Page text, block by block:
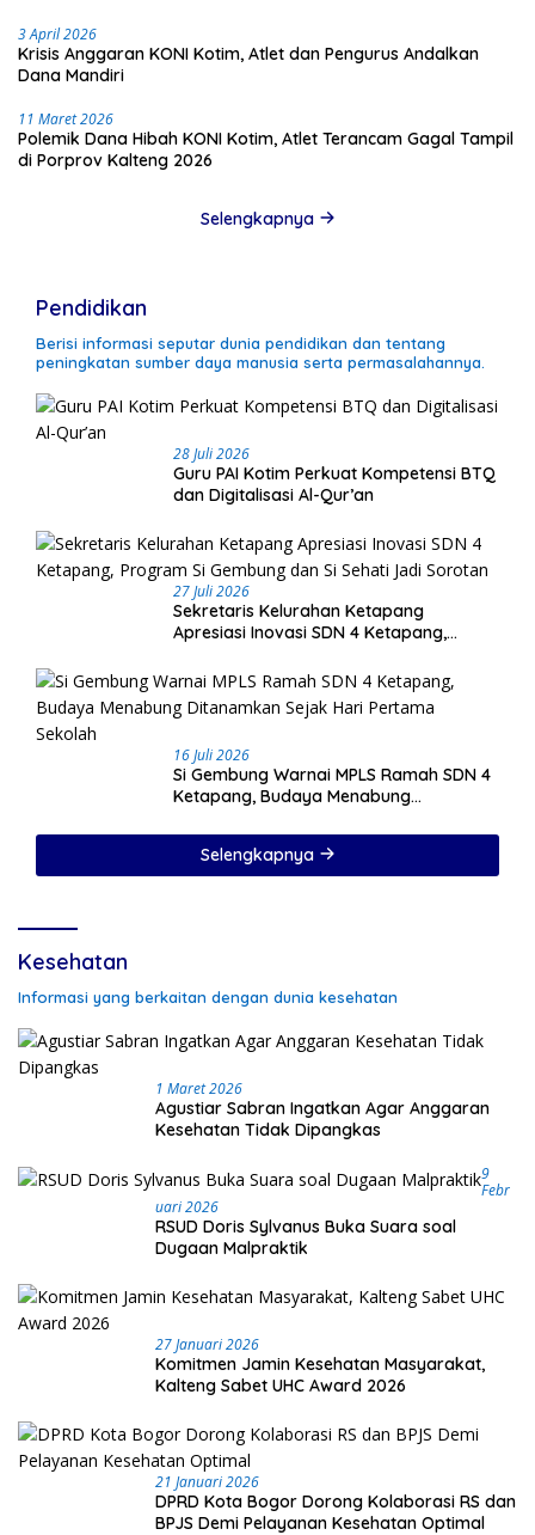
3 April 2026
Krisis Anggaran KONI Kotim, Atlet dan Pengurus Andalkan
Dana Mandiri
11 Maret 2026
Polemik Dana Hibah KONI Kotim, Atlet Terancam Gagal Tampil
di Porprov Kalteng 2026
Selengkapnya
Pendidikan
Berisi informasi seputar dunia pendidikan dan tentang
peningkatan sumber daya manusia serta permasalahannya.
28 Juli 2026
Guru PAI Kotim Perkuat Kompetensi BTQ
dan Digitalisasi Al-Qur’an
27 Juli 2026
Sekretaris Kelurahan Ketapang
Apresiasi Inovasi SDN 4 Ketapang,
Sorotan
16 Juli 2026
Si Gembung Warnai MPLS Ramah SDN 4
Ketapang, Budaya Menabung
Selengkapnya
Kesehatan
Informasi yang berkaitan dengan dunia kesehatan
1 Maret 2026
Agustiar Sabran Ingatkan Agar Anggaran
Kesehatan Tidak Dipangkas
9
Febr
Uari 2026
RSUD Doris Sylvanus Buka Suara soal
Dugaan Malpraktik
27 Januari 2026
Komitmen Jamin Kesehatan Masyarakat,
Kalteng Sabet UHC Award 2026
21 Januari 2026
DPRD Kota Bogor Dorong Kolaborasi RS dan
BPJS Demi Pelayanan Kesehatan Optimal